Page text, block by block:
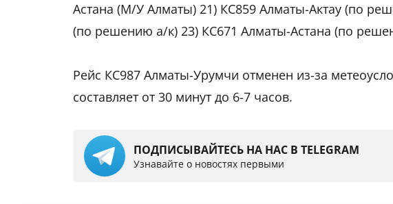
Астана (М/У Алматы) 21) КС859 Алматы-Актау (по
(по решению а/к) 23) КС671 Алматы-Астана (по
Рейс КС987 Алматы-Урумчи отменен из-за
составляет от 30 минут до 6-7 часов.
ПОДПИСЫВАЙТЕСЬ НА НАС В TELEGRAM
Узнавайте о новостях первыми